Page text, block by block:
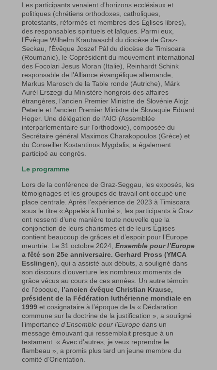
Les participants venaient d’horizons ecclésiaux et
politiques (chrétiens orthodoxes, catholiques,
protestants, réformés et membres des Églises libres),
des responsables spirituels et laïques. Parmi eux,
l’Évêque Wilhelm Krautwaschl du diocèse de Graz-
Seckau, l’Évêque Joszef Pàl du diocèse de Timisoara
(Roumanie), le Coprésident du mouvement international
des Focolari Jesus Moran (Italie), Reinhardt Schink
responsable de l’Alliance évangélique allemande,
Markus Marosch de la Table ronde (Autriche), Márk
Aurél Erszegi du Ministère hongrois des affaires
étrangères, l’ancien Premier Ministre de Slovénie Alojz
Peterle et l’ancien Premier Ministre de Slovaquie Eduard
Heger. Une délégation de l’AIO (Assemblée
interparlementaire sur l’orthodoxie), composée du
Secrétaire général Maximos Charakopoulos (Grèce) et
du Conseiller Kostantinos Mygdalis, a également
participé au congrès.
Le programme
Lors de la conférence de Graz-Seggau, les exposés, les
témoignages et les groupes de travail ont occupé une
place centrale. Après l’expérience de 2023 à Timisoara
sous le titre « Appelés à l’unité », les participants à Graz
ont ressenti d’une manière toute nouvelle que la
conjonction de leurs charismes et de leurs Églises
contient beaucoup de grâces et d’espoir pour l’Europe
meurtrie. Le 31 octobre 2024, Ensemble pour l’Europe
a fêté son 25e anniversaire. Gerhard Pross (YMCA
Esslingen), qui a assisté aux débuts, a souligné dans
son discours d’ouverture les nombreux moments de
grâce vécus au cours de ces années. Un autre témoin
de l’époque, l’ancien évêque Christian Krause,
président de la Fédération luthérienne mondiale en
1999et cosignataire à l’époque de la « Déclaration
commune sur la doctrine de la justification », a souligné
l’importance d’Ensemble pour l’Europedans un
message émouvant qui ressemblait presque à un
testament. « Avec d’autres, je veux reprendre le
flambeau », a promis plus tard un jeune membre du
comité d’Orientation.